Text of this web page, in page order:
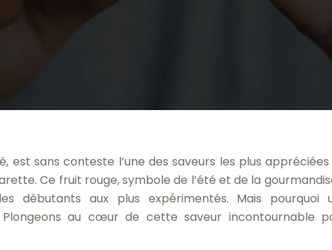
est sans conteste l’une des saveurs les plus
Ce fruit rouge, symbole de l’été et de la
débutants aux plus expérimentés. Mais pourquoi
au cœur de cette saveur incontournable